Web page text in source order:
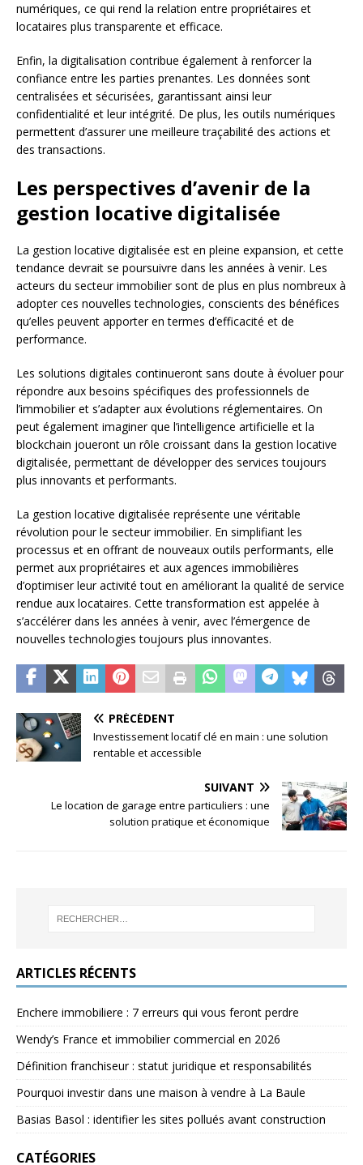
numériques, ce qui rend la relation entre propriétaires et
locataires plus transparente et efficace.
Enfin, la digitalisation contribue également à renforcer la
confiance entre les parties prenantes. Les données sont
centralisées et sécurisées, garantissant ainsi leur
confidentialité et leur intégrité. De plus, les outils numériques
permettent d’assurer une meilleure traçabilité des actions et
des transactions.
Les perspectives d’avenir de la
gestion locative digitalisée
La gestion locative digitalisée est en pleine expansion, et cette
tendance devrait se poursuivre dans les années à venir. Les
acteurs du secteur immobilier sont de plus en plus nombreux à
adopter ces nouvelles technologies, conscients des bénéfices
qu’elles peuvent apporter en termes d’efficacité et de
performance.
Les solutions digitales continueront sans doute à évoluer pour
répondre aux besoins spécifiques des professionnels de
l’immobilier et s’adapter aux évolutions réglementaires. On
peut également imaginer que l’intelligence artificielle et la
blockchain joueront un rôle croissant dans la gestion locative
digitalisée, permettant de développer des services toujours
plus innovants et performants.
La gestion locative digitalisée représente une véritable
révolution pour le secteur immobilier. En simplifiant les
processus et en offrant de nouveaux outils performants, elle
permet aux propriétaires et aux agences immobilières
d’optimiser leur activité tout en améliorant la qualité de service
rendue aux locataires. Cette transformation est appelée à
s’accélérer dans les années à venir, avec l’émergence de
nouvelles technologies toujours plus innovantes.
PRÉCÉDENT
Investissement locatif clé en main : une solution
rentable et accessible
SUIVANT
Le location de garage entre particuliers : une
solution pratique et économique
ARTICLES RÉCENTS
Enchere immobiliere : 7 erreurs qui vous feront perdre
Wendy’s France et immobilier commercial en 2026
Définition franchiseur : statut juridique et responsabilités
Pourquoi investir dans une maison à vendre à La Baule
Basias Basol : identifier les sites pollués avant construction
CATÉGORIES